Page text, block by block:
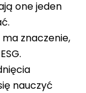
one jeden
znaczenie,
nauczyć